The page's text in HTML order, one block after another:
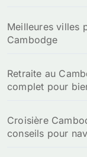
Meilleures villes
Cambodge
Retraite au
complet pour
Croisière
conseils pour